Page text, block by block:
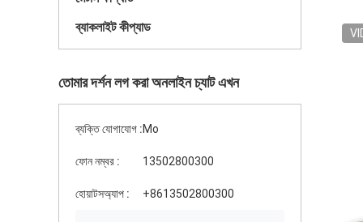
ব্যাকলাইট কীপ্যাড
তোমার দর্শন লগ করা অনলাইন চ্যাট এখন
ব্যক্তি যোগাযোগ :Mo
ফোন নম্বর : 13502800300
হোয়াটসঅ্যাপ : +8613502800300